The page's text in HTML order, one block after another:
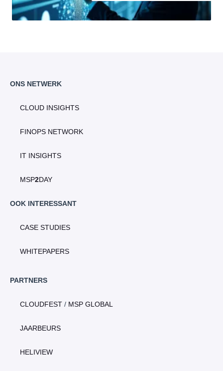
ONS NETWERK
CLOUD INSIGHTS
FINOPS NETWORK
IT INSIGHTS
MSP2DAY
OOK INTERESSANT
CASE STUDIES
WHITEPAPERS
PARTNERS
CLOUDFEST / MSP GLOBAL
JAARBEURS
HELIVIEW